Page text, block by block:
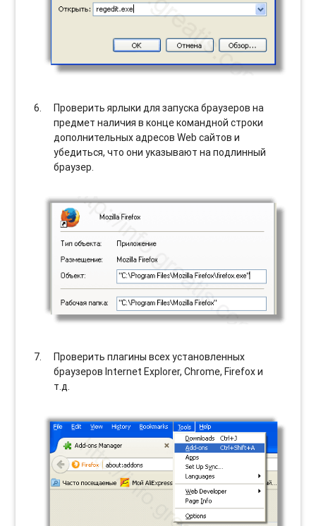
Проверить ярлыки для запуска браузеров на
предмет наличия в конце командной строки
дополнительных адресов Web сайтов и
убедиться, что они указывают на подлинный
браузер.
Проверить плагины всех установленных
браузеров Internet Explorer, Chrome, Firefox и
т.д.